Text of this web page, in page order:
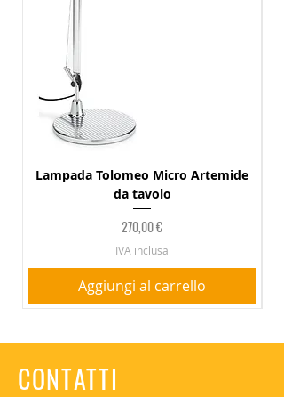
Lampada Tolomeo Micro Artemide
da tavolo
Prezzo
270,00 €
IVA inclusa
Aggiungi al carrello
CONTATTI